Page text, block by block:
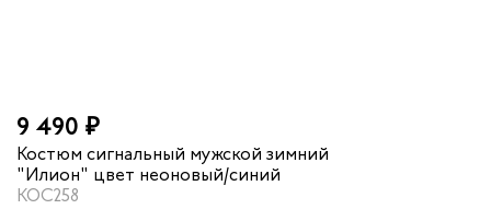
9 490 ₽
Костюм сигнальный мужской зимний
"Илион" цвет неоновый/синий
КОС258